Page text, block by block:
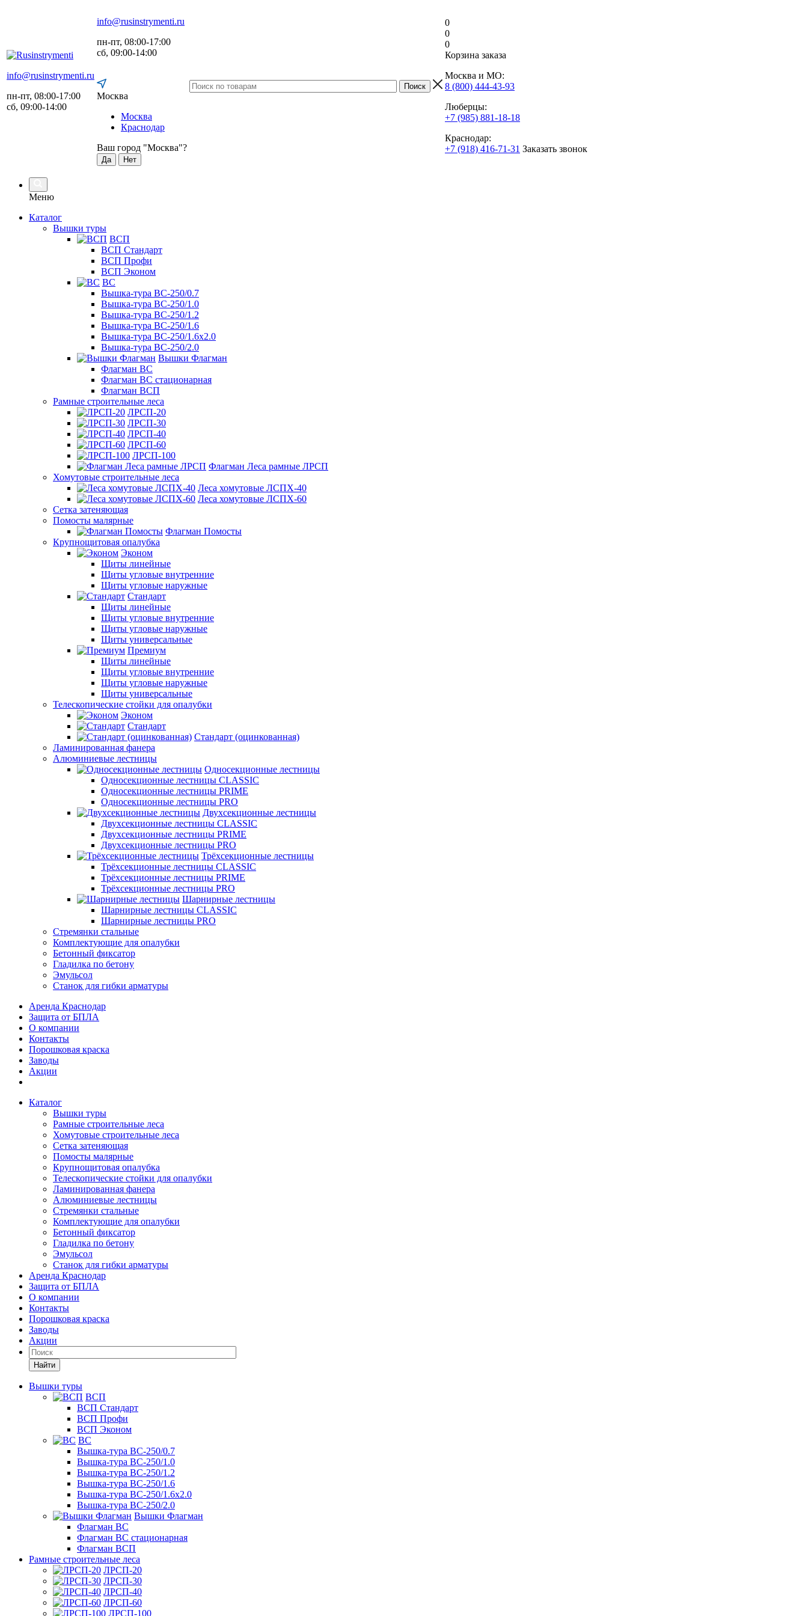
info@rusinstrymenti.ru
пн-пт, 08:00-17:00
сб, 09:00-14:00
info@rusinstrymenti.ru
пн-пт, 08:00-17:00
сб, 09:00-14:00
Москва
Москва
Краснодар
Ваш город "Москва"?
Да Нет
0
0
0
Корзина заказа
Москва и МО:
8 (800) 444-43-93
Люберцы:
+7 (985) 881-18-18
Краснодар:
+7 (918) 416-71-31 Заказать звонок
Меню
Каталог
Вышки туры
ВСП
ВСП Стандарт
ВСП Профи
ВСП Эконом
ВС
Вышка-тура ВС-250/0.7
Вышка-тура ВС-250/1.0
Вышка-тура ВС-250/1.2
Вышка-тура ВС-250/1.6
Вышка-тура ВС-250/1.6х2.0
Вышка-тура ВС-250/2.0
Вышки Флагман
Флагман ВС
Флагман ВС стационарная
Флагман ВСП
Рамные строительные леса
ЛРСП-20
ЛРСП-30
ЛРСП-40
ЛРСП-60
ЛРСП-100
Флагман Леса рамные ЛРСП
Хомутовые строительные леса
Леса хомутовые ЛСПХ-40
Леса хомутовые ЛСПХ-60
Сетка затеняющая
Помосты малярные
Флагман Помосты
Крупнощитовая опалубка
Эконом
Щиты линейные
Щиты угловые внутренние
Щиты угловые наружные
Стандарт
Щиты линейные
Щиты угловые внутренние
Щиты угловые наружные
Щиты универсальные
Премиум
Щиты линейные
Щиты угловые внутренние
Щиты угловые наружные
Щиты универсальные
Телескопические стойки для опалубки
Эконом
Стандарт
Стандарт (оцинкованная)
Ламинированная фанера
Алюминиевые лестницы
Односекционные лестницы
Односекционные лестницы CLASSIC
Односекционные лестницы PRIME
Односекционные лестницы PRO
Двухсекционные лестницы
Двухсекционные лестницы CLASSIC
Двухсекционные лестницы PRIME
Двухсекционные лестницы PRO
Трёхсекционные лестницы
Трёхсекционные лестницы CLASSIC
Трёхсекционные лестницы PRIME
Трёхсекционные лестницы PRO
Шарнирные лестницы
Шарнирные лестницы CLASSIC
Шарнирные лестницы PRO
Стремянки стальные
Комплектующие для опалубки
Бетонный фиксатор
Гладилка по бетону
Эмульсол
Станок для гибки арматуры
Аренда Краснодар
Защита от БПЛА
О компании
Контакты
Порошковая краска
Заводы
Акции
Каталог
Вышки туры
Рамные строительные леса
Хомутовые строительные леса
Сетка затеняющая
Помосты малярные
Крупнощитовая опалубка
Телескопические стойки для опалубки
Ламинированная фанера
Алюминиевые лестницы
Стремянки стальные
Комплектующие для опалубки
Бетонный фиксатор
Гладилка по бетону
Эмульсол
Станок для гибки арматуры
Аренда Краснодар
Защита от БПЛА
О компании
Контакты
Порошковая краска
Заводы
Акции
Найти
Вышки туры
ВСП
ВСП Стандарт
ВСП Профи
ВСП Эконом
ВС
Вышка-тура ВС-250/0.7
Вышка-тура ВС-250/1.0
Вышка-тура ВС-250/1.2
Вышка-тура ВС-250/1.6
Вышка-тура ВС-250/1.6х2.0
Вышка-тура ВС-250/2.0
Вышки Флагман
Флагман ВС
Флагман ВС стационарная
Флагман ВСП
Рамные строительные леса
ЛРСП-20
ЛРСП-30
ЛРСП-40
ЛРСП-60
ЛРСП-100